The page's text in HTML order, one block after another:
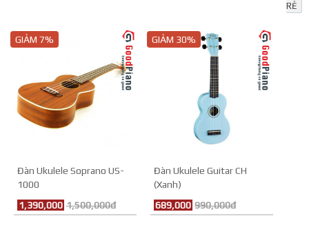
RẺ
GIẢM 7%
Đàn Ukulele Soprano US-
1000
1,390,000 1,500,000đ
GIẢM 30%
Đàn Ukulele Guitar CH
(Xanh)
689,000 990,000đ